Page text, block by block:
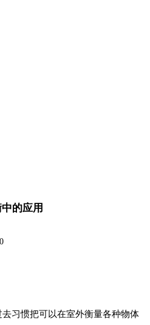
的应用
习惯把可以在室外衡量各种物体